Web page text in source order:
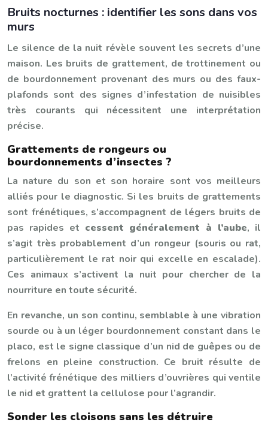
Bruits nocturnes : identifier les sons dans vos
murs
Le silence de la nuit révèle souvent les secrets d’une
maison. Les bruits de grattement, de trottinement ou
de bourdonnement provenant des murs ou des faux-
plafonds sont des signes d’infestation de nuisibles
très courants qui nécessitent une interprétation
précise.
Grattements de rongeurs ou
bourdonnements d’insectes ?
La nature du son et son horaire sont vos meilleurs
alliés pour le diagnostic. Si les bruits de grattements
sont frénétiques, s’accompagnent de légers bruits de
pas rapides et cessent généralement à l’aube, il
s’agit très probablement d’un rongeur (souris ou rat,
particulièrement le rat noir qui excelle en escalade).
Ces animaux s’activent la nuit pour chercher de la
nourriture en toute sécurité.
En revanche, un son continu, semblable à une vibration
sourde ou à un léger bourdonnement constant dans le
placo, est le signe classique d’un nid de guêpes ou de
frelons en pleine construction. Ce bruit résulte de
l’activité frénétique des milliers d’ouvrières qui ventile
le nid et grattent la cellulose pour l’agrandir.
Sonder les cloisons sans les détruire